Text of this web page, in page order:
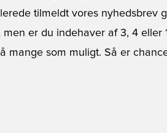
tilmeldt vores nyhedsbrev
er du indehaver af 3, 4 eller
mange som muligt. Så er